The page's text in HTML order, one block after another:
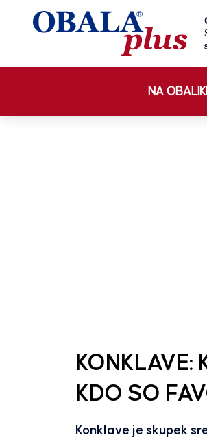
NA OBALI
KONKLAVE:
KDO SO
Konklave je skupek